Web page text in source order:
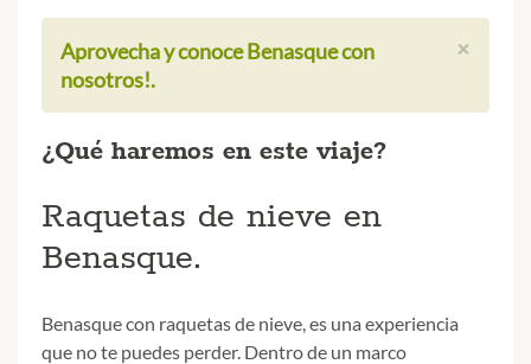
×
Aprovecha y conoce Benasque con
nosotros!.
¿Qué haremos en este viaje?
Raquetas de nieve en
Benasque.
Benasque con raquetas de nieve, es una experiencia
que no te puedes perder. Dentro de un marco